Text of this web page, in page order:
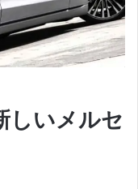
しいメルセ